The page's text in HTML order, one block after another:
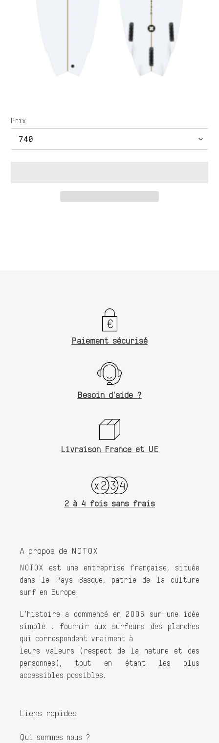
Prix
Paiement sécurisé
Besoin d'aide ?
Livraison France et UE
2 à 4 fois sans frais
A propos de NOTOX
NOTOX est une entreprise française, située
dans le Pays Basque, patrie de la culture
surf en Europe.
L'histoire a commencé en 2006 sur une idée
simple : fournir aux surfeurs des planches
qui correspondent vraiment à
leurs valeurs (respect de la nature et des
personnes), tout en étant les plus
accessibles possibles.
Liens rapides
Qui sommes nous ?